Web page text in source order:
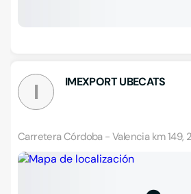
I IMEXPORT UBECATS
Carretera Córdoba - Valencia km 149,